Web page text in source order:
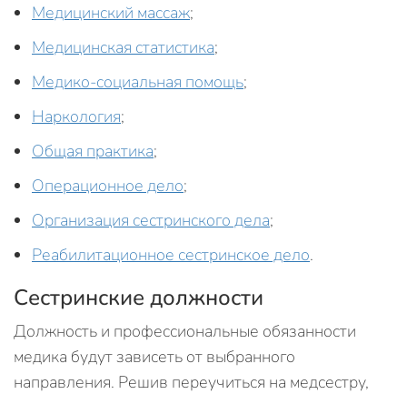
Медицинский массаж;
Медицинская статистика;
Медико-социальная помощь;
Наркология;
Общая практика;
Операционное дело;
Организация сестринского дела;
Реабилитационное сестринское дело.
Сестринские должности
Должность и профессиональные обязанности
медика будут зависеть от выбранного
направления. Решив переучиться на медсестру,